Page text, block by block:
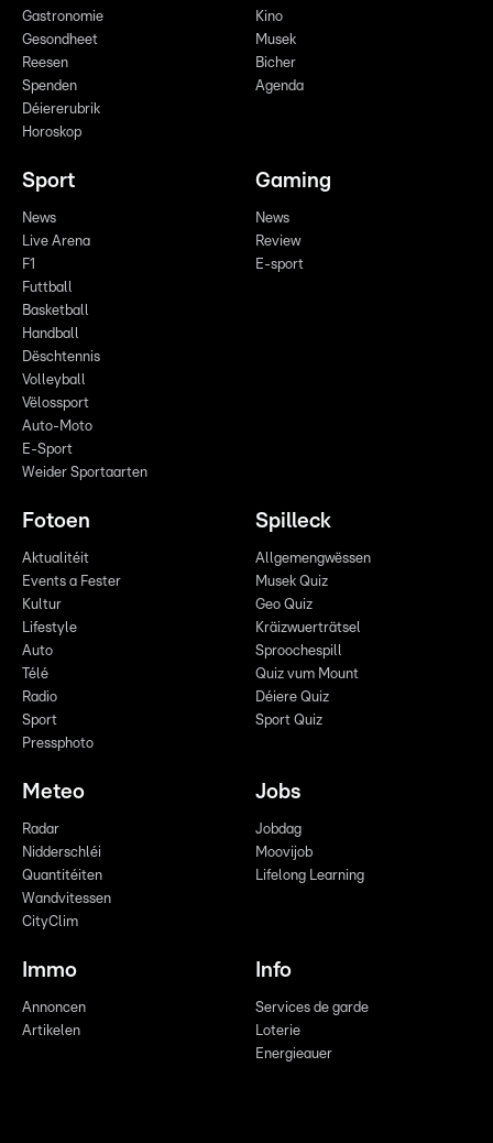
Gastronomie
Gesondheet
Reesen
Spenden
Déiererubrik
Horoskop
Kino
Musek
Bicher
Agenda
Sport
News
Live Arena
F1
Futtball
Basketball
Handball
Dëschtennis
Volleyball
Vëlossport
Auto-Moto
E-Sport
Weider Sportaarten
Gaming
News
Review
E-sport
Fotoen
Aktualitéit
Events a Fester
Kultur
Lifestyle
Auto
Télé
Radio
Sport
Pressphoto
Spilleck
Allgemengwëssen
Musek Quiz
Geo Quiz
Kräizwuerträtsel
Sproochespill
Quiz vum Mount
Déiere Quiz
Sport Quiz
Meteo
Radar
Nidderschléi
Quantitéiten
Wandvitessen
CityClim
Jobs
Jobdag
Moovijob
Lifelong Learning
Immo
Annoncen
Artikelen
Info
Services de garde
Loterie
Energieauer